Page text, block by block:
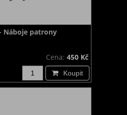
Náboje patrony
Cena: 450 Kč
Koupit